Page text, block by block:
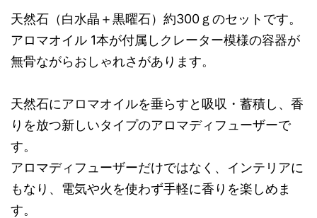
天然石（白水晶＋黒曜石）約300ｇのセットです。
アロマオイル 1本が付属しクレーター模様の容器が
無骨ながらおしゃれさがあります。
天然石にアロマオイルを垂らすと吸収・蓄積し、香
りを放つ新しいタイプのアロマディフューザーで
す。
アロマディフューザーだけではなく、インテリアに
もなり、電気や火を使わず手軽に香りを楽しめま
す。